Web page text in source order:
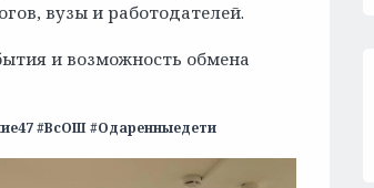
вузы и работодателей.
и возможность обмена
#ВсОШ #Одаренныедети